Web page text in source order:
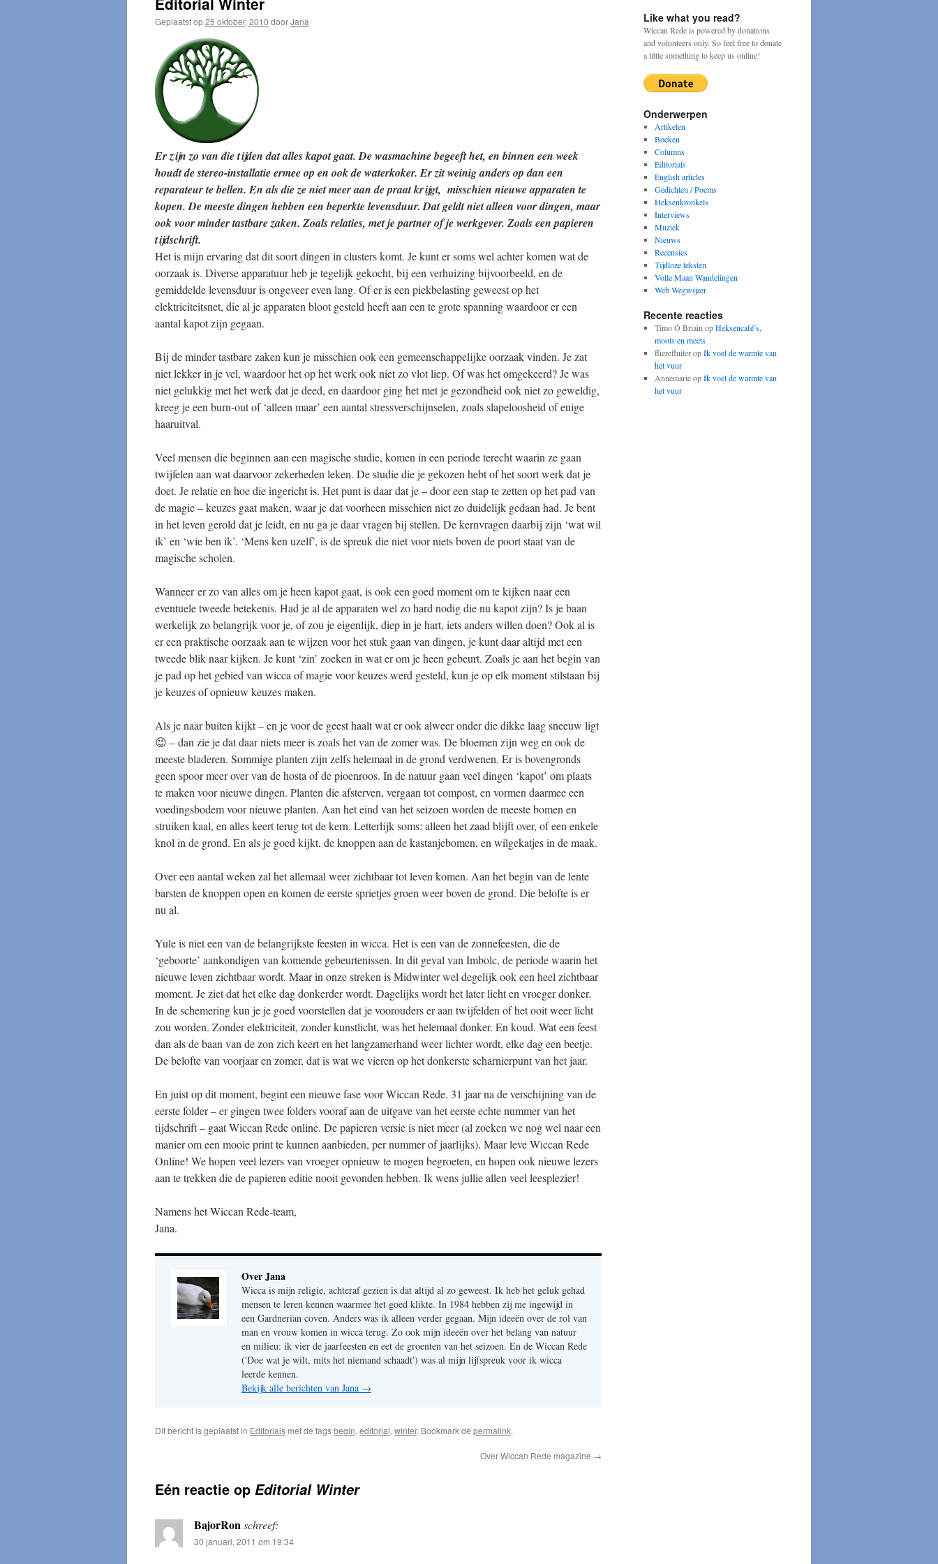
Geplaatst op25 oktober, 2010 doorJana
Er zijn zo van die tijden dat alles kapot gaat. De wasmachine begeeft het, en binnen een week
houdt de stereo-installatie ermee op en ook de waterkoker. Er zit weinig anders op dan een
reparateur te bellen. En als die ze niet meer aan de praat krijgt, misschien nieuwe apparaten te
kopen. De meeste dingen hebben een beperkte levensduur. Dat geldt niet alleen voor dingen, maar
ook voor minder tastbare zaken. Zoals relaties, met je partner of je werkgever. Zoals een papieren
tijdschrift.
Het is mijn ervaring dat dit soort dingen in clusters komt. Je kunt er soms wel achter komen wat de
oorzaak is. Diverse apparatuur heb je tegelijk gekocht, bij een verhuizing bijvoorbeeld, en de
gemiddelde levensduur is ongeveer even lang. Of er is een piekbelasting geweest op het
elektriciteitsnet, die al je apparaten bloot gesteld heeft aan een te grote spanning waardoor er een
aantal kapot zijn gegaan.
Bij de minder tastbare zaken kun je misschien ook een gemeenschappelijke oorzaak vinden. Je zat
niet lekker in je vel, waardoor het op het werk ook niet zo vlot liep. Of was het omgekeerd? Je was
niet gelukkig met het werk dat je deed, en daardoor ging het met je gezondheid ook niet zo geweldig,
kreeg je een burn-out of ‘alleen maar’ een aantal stressverschijnselen, zoals slapeloosheid of enige
haaruitval.
Veel mensen die beginnen aan een magische studie, komen in een periode terecht waarin ze gaan
twijfelen aan wat daarvoor zekerheden leken. De studie die je gekozen hebt of het soort werk dat je
doet. Je relatie en hoe die ingericht is. Het punt is daar dat je – door een stap te zetten op het pad van
de magie – keuzes gaat maken, waar je dat voorheen misschien niet zo duidelijk gedaan had. Je bent
in het leven gerold dat je leidt, en nu ga je daar vragen bij stellen. De kernvragen daarbij zijn ‘wat wil
ik’ en ‘wie ben ik’. ‘Mens ken uzelf’, is de spreuk die niet voor niets boven de poort staat van de
magische scholen.
Wanneer er zo van alles om je heen kapot gaat, is ook een goed moment om te kijken naar een
eventuele tweede betekenis. Had je al de apparaten wel zo hard nodig die nu kapot zijn? Is je baan
werkelijk zo belangrijk voor je, of zou je eigenlijk, diep in je hart, iets anders willen doen? Ook al is
er een praktische oorzaak aan te wijzen voor het stuk gaan van dingen, je kunt daar altijd met een
tweede blik naar kijken. Je kunt ‘zin’ zoeken in wat er om je heen gebeurt. Zoals je aan het begin van
je pad op het gebied van wicca of magie voor keuzes werd gesteld, kun je op elk moment stilstaan bij
je keuzes of opnieuw keuzes maken.
Als je naar buiten kijkt – en je voor de geest haalt wat er ook alweer onder die dikke laag sneeuw ligt
😉 – dan zie je dat daar niets meer is zoals het van de zomer was. De bloemen zijn weg en ook de
meeste bladeren. Sommige planten zijn zelfs helemaal in de grond verdwenen. Er is bovengronds
geen spoor meer over van de hosta of de pioenroos. In de natuur gaan veel dingen ‘kapot’ om plaats
te maken voor nieuwe dingen. Planten die afsterven, vergaan tot compost, en vormen daarmee een
voedingsbodem voor nieuwe planten. Aan het eind van het seizoen worden de meeste bomen en
struiken kaal, en alles keert terug tot de kern. Letterlijk soms: alleen het zaad blijft over, of een enkele
knol in de grond. En als je goed kijkt, de knoppen aan de kastanjebomen, en wilgekatjes in de maak.
Over een aantal weken zal het allemaal weer zichtbaar tot leven komen. Aan het begin van de lente
barsten de knoppen open en komen de eerste sprietjes groen weer boven de grond. Die belofte is er
nu al.
Yule is niet een van de belangrijkste feesten in wicca. Het is een van de zonnefeesten, die de
‘geboorte’ aankondigen van komende gebeurtenissen. In dit geval van Imbolc, de periode waarin het
nieuwe leven zichtbaar wordt. Maar in onze streken is Midwinter wel degelijk ook een heel zichtbaar
moment. Je ziet dat het elke dag donkerder wordt. Dagelijks wordt het later licht en vroeger donker.
In de schemering kun je je goed voorstellen dat je voorouders er aan twijfelden of het ooit weer licht
zou worden. Zonder elektriciteit, zonder kunstlicht, was het helemaal donker. En koud. Wat een feest
dan als de baan van de zon zich keert en het langzamerhand weer lichter wordt, elke dag een beetje.
De belofte van voorjaar en zomer, dat is wat we vieren op het donkerste scharnierpunt van het jaar.
En juist op dit moment, begint een nieuwe fase voor Wiccan Rede. 31 jaar na de verschijning van de
eerste folder – er gingen twee folders vooraf aan de uitgave van het eerste echte nummer van het
tijdschrift – gaat Wiccan Rede online. De papieren versie is niet meer (al zoeken we nog wel naar een
manier om een mooie print te kunnen aanbieden, per nummer of jaarlijks). Maar leve Wiccan Rede
Online! We hopen veel lezers van vroeger opnieuw te mogen begroeten, en hopen ook nieuwe lezers
aan te trekken die de papieren editie nooit gevonden hebben. Ik wens jullie allen veel leesplezier!
Namens het Wiccan Rede-team,
Jana.
Over Jana
Wicca is mijn religie, achteraf gezien is dat altijd al zo geweest. Ik heb het geluk gehad
mensen te leren kennen waarmee het goed klikte. In 1984 hebben zij me ingewijd in
een Gardnerian coven. Anders was ik alleen verder gegaan. Mijn ideeën over de rol van
man en vrouw komen in wicca terug. Zo ook mijn ideeën over het belang van natuur
en milieu: ik vier de jaarfeesten en eet de groenten van het seizoen. En de Wiccan Rede
('Doe wat je wilt, mits het niemand schaadt') was al mijn lijfspreuk voor ik wicca
leerde kennen.
Bekijk alle berichten van Jana →
Dit bericht is geplaatst in Editorials met de tagsbegin, editorial, winter. Bookmark de permalink.
Over Wiccan Rede magazine →
Eén reactie op Editorial Winter
BajorRonschreef:
30 januari, 2011 om 19:34
Like what you read?
Wiccan Rede is powered by donations
and volunteers only. So feel free to donate
a little something to keep us online!
Onderwerpen
Artikelen
Boeken
Columns
Editorials
English articles
Gedichten / Poems
Heksenkronkels
Interviews
Muziek
Nieuws
Recensies
Tijdloze teksten
Volle Maan Wandelingen
Web Wegwijzer
Recente reacties
Timo Ó Briain opHeksencafé’s,
moots en meets
flierefluiteropIk voel de warmte van
het vuur
AnnemarieopIk voel de warmte van
het vuur